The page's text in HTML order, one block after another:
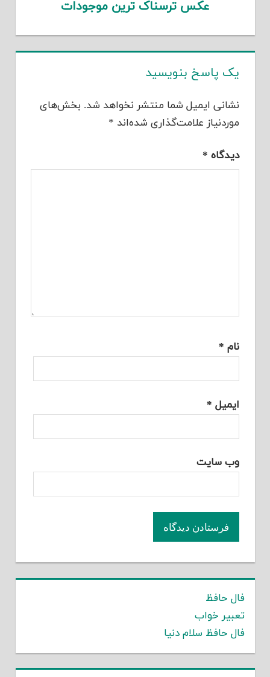
عکس ترسناک ترین موجودات
یک پاسخ بنویسید
نشانی ایمیل شما منتشر نخواهد شد. بخش‌های
موردنیاز علامت‌گذاری شده‌اند *
دیدگاه *
نام *
ایمیل *
وب‌ سایت
فال حافظ
تعبیر خواب
فال حافظ سلام دنیا